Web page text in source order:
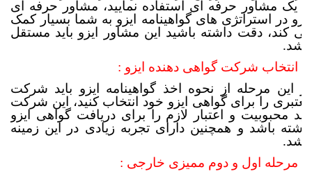
از یک مشاور حرفه ای استفاده نمایید، مشاور حرفه ای
ایزو در استراتژی های گواهینامه ایزو به شما بسیار کمک
می کند، دقت داشته باشید این مشاور ایزو باید مستقل
باشد.
در این مرحله از نحوه اخذ گواهینامه ایزو باید شرکت
معتبری را برای گواهی ایزو خود انتخاب کنید، این شرکت
باید محبوبیت و اعتبار لازم را برای دریافت گواهی ایزو
داشته باشد و همچنین دارای تجربه زیادی در این زمینه
باشد.